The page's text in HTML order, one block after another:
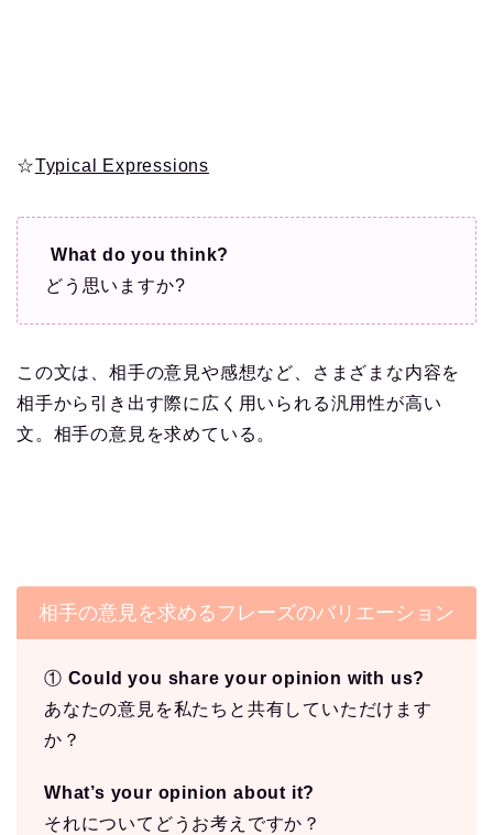
☆Typical Expressions
What do you think?
どう思いますか?
この文は、相手の意見や感想など、さまざまな内容を
相手から引き出す際に広く用いられる汎用性が高い
文。相手の意見を求めている。
相手の意見を求めるフレーズのバリエーション
① Could you share your opinion with us?
あなたの意見を私たちと共有していただけます
か？
What’s your opinion about it?
それについてどうお考えですか？